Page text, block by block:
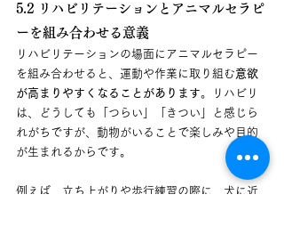
5.2 リハビリテーションとアニマルセラピ
ーを組み合わせる意義
リハビリテーションの場面にアニマルセラピー
を組み合わせると、運動や作業に取り組む意欲
が高まりやすくなることがあります。リハビリ
は、どうしても「つらい」「きつい」と感じら
れがちですが、動物がいることで楽しみや目的
が生まれるからです。
例えば、立ち上がりや歩行練習の際に、犬に近